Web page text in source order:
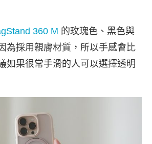
360 M 的玫瑰色、黑色與
為採用親膚材質，所以手感會比
如果很常手滑的人可以選擇透明